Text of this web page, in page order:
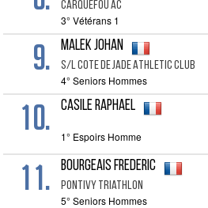
Carquefou Ac
3° Vétérans 1
9. MALEK Johan
S/l Cote De Jade Athletic Club
4° Seniors Hommes
10. CASILE Raphael
1° Espoirs Homme
11. BOURGEAIS Frederic
Pontivy Triathlon
5° Seniors Hommes